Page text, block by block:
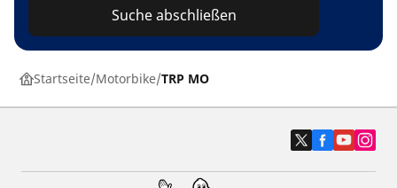
Suche abschließen
Startseite Motorbike TRP MO